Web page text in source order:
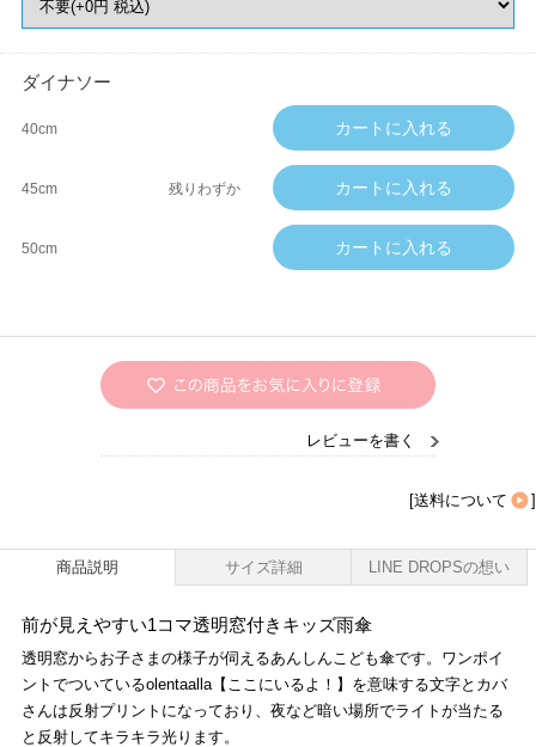
ダイナソー
40cm
45cm 残りわずか
50cm
レビューを書く
[送料について ]
商品説明 サイズ詳細 LINE DROPSの想い
前が見えやすい1コマ透明窓付きキッズ雨傘
透明窓からお子さまの様子が伺えるあんしんこども傘です。ワンポイ
ントでついているolentaalla【ここにいるよ！】を意味する文字とカバ
さんは反射プリントになっており、夜など暗い場所でライトが当たる
と反射してキラキラ光ります。